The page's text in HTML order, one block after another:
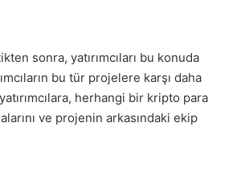
sonra, yatırımcıları bu konuda
bu tür projelere karşı daha
herhangi bir kripto para
ve projenin arkasındaki ekip